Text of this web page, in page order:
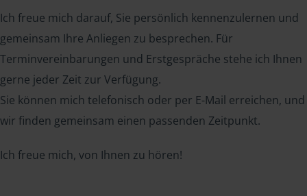
Ich freue mich darauf, Sie persönlich kennenzulernen und
gemeinsam Ihre Anliegen zu besprechen. Für
Terminvereinbarungen und Erstgespräche stehe ich Ihnen
gerne jeder Zeit zur Verfügung.
Sie können mich telefonisch oder per E-Mail erreichen, und
wir finden gemeinsam einen passenden Zeitpunkt.
Ich freue mich, von Ihnen zu hören!